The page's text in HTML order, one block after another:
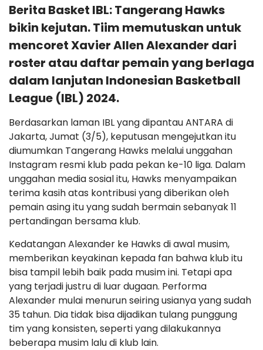
Berita Basket IBL: Tangerang Hawks
bikin kejutan. Tiim memutuskan untuk
mencoret Xavier Allen Alexander dari
roster atau daftar pemain yang berlaga
dalam lanjutan Indonesian Basketball
League (IBL) 2024.
Berdasarkan laman IBL yang dipantau ANTARA di
Jakarta, Jumat (3/5), keputusan mengejutkan itu
diumumkan Tangerang Hawks melalui unggahan
Instagram resmi klub pada pekan ke-10 liga. Dalam
unggahan media sosial itu, Hawks menyampaikan
terima kasih atas kontribusi yang diberikan oleh
pemain asing itu yang sudah bermain sebanyak 11
pertandingan bersama klub.
Kedatangan Alexander ke Hawks di awal musim,
memberikan keyakinan kepada fan bahwa klub itu
bisa tampil lebih baik pada musim ini. Tetapi apa
yang terjadi justru di luar dugaan. Performa
Alexander mulai menurun seiring usianya yang sudah
35 tahun. Dia tidak bisa dijadikan tulang punggung
tim yang konsisten, seperti yang dilakukannya
beberapa musim lalu di klub lain.